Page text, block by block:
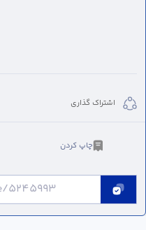
اشتراک گذاری
چاپ کردن